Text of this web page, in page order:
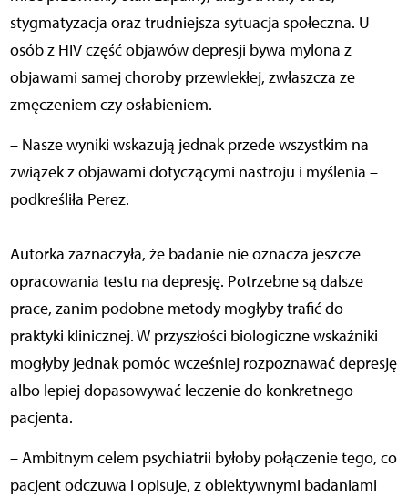
stygmatyzacja oraz trudniejsza sytuacja społeczna. U
osób z HIV część objawów depresji bywa mylona z
objawami samej choroby przewlekłej, zwłaszcza ze
zmęczeniem czy osłabieniem.
– Nasze wyniki wskazują jednak przede wszystkim na
związek z objawami dotyczącymi nastroju i myślenia –
podkreśliła Perez.
Autorka zaznaczyła, że badanie nie oznacza jeszcze
opracowania testu na depresję. Potrzebne są dalsze
prace, zanim podobne metody mogłyby trafić do
praktyki klinicznej. W przyszłości biologiczne wskaźniki
mogłyby jednak pomóc wcześniej rozpoznawać depresję
albo lepiej dopasowywać leczenie do konkretnego
pacjenta.
– Ambitnym celem psychiatrii byłoby połączenie tego, co
pacjent odczuwa i opisuje, z obiektywnymi badaniami